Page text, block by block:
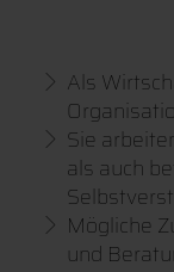
Als
Sie
als auch
Mögliche
und